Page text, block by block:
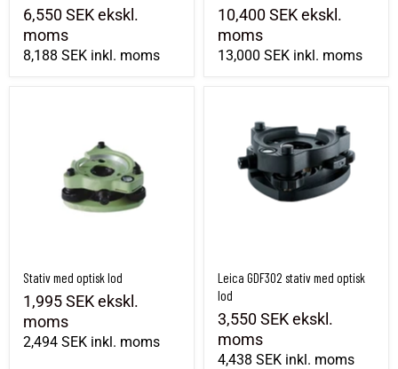
6,550 SEKekskl.
moms
8,188 SEK inkl. moms
10,400 SEKekskl.
moms
13,000 SEK inkl. moms
Stativ med optisk lod
1,995 SEKekskl.
moms
2,494 SEK inkl. moms
Leica GDF302 stativ med optisk
lod
3,550 SEKekskl.
moms
4,438 SEK inkl. moms